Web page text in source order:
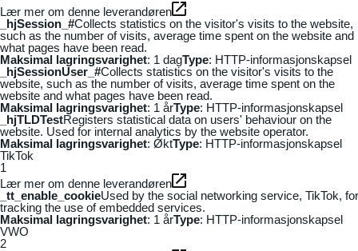
Lær mer om denne leverandøren
_hjSession_#Collects statistics on the visitor's visits to the website,
such as the number of visits, average time spent on the website and
what pages have been read.
Maksimal lagringsvarighet: 1 dagType: HTTP-informasjonskapsel
_hjSessionUser_#Collects statistics on the visitor's visits to the
website, such as the number of visits, average time spent on the
website and what pages have been read.
Maksimal lagringsvarighet: 1 årType: HTTP-informasjonskapsel
_hjTLDTestRegisters statistical data on users' behaviour on the
website. Used for internal analytics by the website operator.
Maksimal lagringsvarighet: ØktType: HTTP-informasjonskapsel
TikTok
1
Lær mer om denne leverandøren
_tt_enable_cookieUsed by the social networking service, TikTok, for
tracking the use of embedded services.
Maksimal lagringsvarighet: 1 årType: HTTP-informasjonskapsel
VWO
2